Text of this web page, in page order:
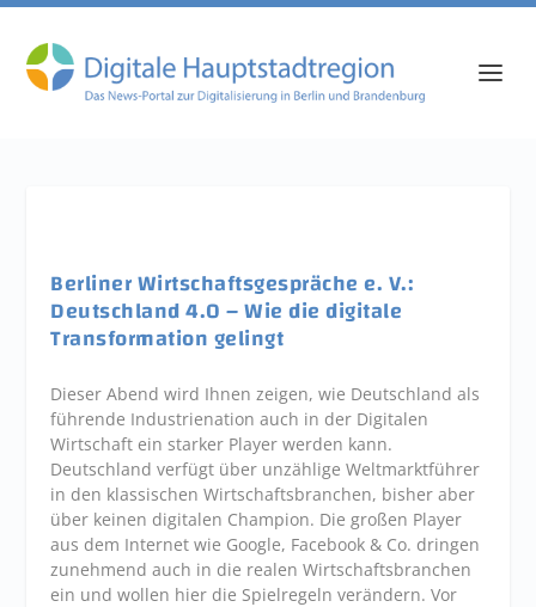
Berliner Wirtschaftsgespräche e. V.:
Deutschland 4.0 – Wie die digitale
Transformation gelingt
Dieser Abend wird Ihnen zeigen, wie Deutschland als
führende Industrienation auch in der Digitalen
Wirtschaft ein starker Player werden kann.
Deutschland verfügt über unzählige Weltmarktführer
in den klassischen Wirtschaftsbranchen, bisher aber
über keinen digitalen Champion. Die großen Player
aus dem Internet wie Google, Facebook & Co. dringen
zunehmend auch in die realen Wirtschaftsbranchen
ein und wollen hier die Spielregeln verändern. Vor